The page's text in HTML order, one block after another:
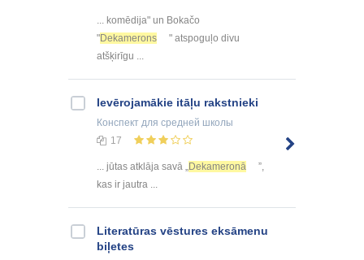
... komēdija" un Bokačo
"Dekamerons
" atspoguļo divu
atšķirīgu ...
Ievērojamākie itāļu rakstnieki
Конспект для средней школы
17
... jūtas atklāja savā „Dekameronā
”,
kas ir jautra ...
Literatūras vēstures eksāmenu
biļetes